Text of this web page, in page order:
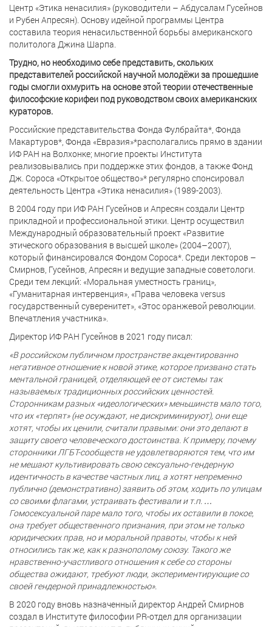
Центр «Этика ненасилия» (руководители – Абдусалам Гусейнов
и Рубен Апресян). Основу идейной программы Центра
составила теория ненасильственной борьбы американского
политолога Джина Шарпа.
Трудно, но необходимо себе представить, скольких
представителей российской научной молодёжи за прошедшие
годы смогли охмурить на основе этой теории отечественные
философские корифеи под руководством своих американских
кураторов.
Российские представительства Фонда Фулбрайта*, Фонда
Макартуров*, Фонда «Евразия»*располагались прямо в здании
ИФ РАН на Волхонке; многие проекты Института
реализовывались при поддержке этих фондов, а также Фонд
Дж. Сороса «Открытое общество»* регулярно спонсировал
деятельность Центра «Этика ненасилия» (1989-2003).
В 2004 году при ИФ РАН Гусейнов и Апресян создали Центр
прикладной и профессиональной этики. Центр осуществил
Международный образовательный проект «Развитие
этического образования в высшей школе» (2004–2007),
который финансировался Фондом Сороса*. Среди лекторов –
Смирнов, Гусейнов, Апресян и ведущие западные советологи.
Среди тем лекций: «Моральная уместность границ»,
«Гуманитарная интервенция», «Права человека versus
государственный суверенитет», «Этос оранжевой революции.
Впечатления участника».
Директор ИФ РАН Гусейнов в 2021 году писал:
«В российском публичном пространстве акцентированно
негативное отношение к новой этике, которое призвано стать
ментальной границей, отделяющей ее от системы так
называемых традиционных российских ценностей.
Сторонникам разных «идеологических» меньшинств мало того,
что их «терпят» (не осуждают, не дискриминируют), они еще
хотят, чтобы их ценили, считали правыми: они это делают в
защиту своего человеческого достоинства. К примеру, почему
сторонники ЛГБТ-сообществ не удовлетворяются тем, что им
не мешают культивировать свою сексуально-гендерную
идентичность в качестве частных лиц, а хотят непременно
публично (демонстративно) заявить об этом, ходить по улицам
со своими флагами, устраивать фестивали и т.п. …
Гомосексуальной паре мало того, чтобы их оставили в покое,
она требует общественного признания, при этом не только
юридических прав, но и моральной правоты, чтобы к ней
относились так же, как к разнополому союзу. Такого же
нравственно-участливого отношения к себе со стороны
общества ожидают, требуют люди, экспериментирующие со
своей гендерной принадлежностью».
В 2020 году вновь назначенный директор Андрей Смирнов
создал в Институте философии PR-отдел для организации